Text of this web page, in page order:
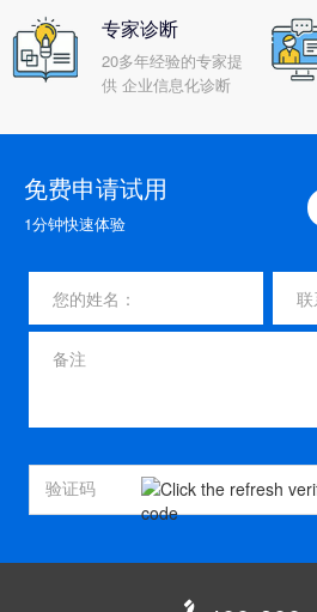
专家诊断
20多年经验的专家提
供 企业信息化诊断
免费申请试用
1分钟快速体验